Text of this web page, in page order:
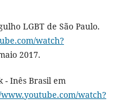
LGBT de São Paulo.
watch?
2017.
- Inês Brasil em
watch?